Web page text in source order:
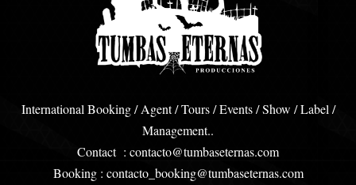
International Booking / Agent / Tours / Events / Show / Label /
Management..
Contact : contacto@tumbaseternas.com
Booking : contacto_booking@tumbaseternas.com